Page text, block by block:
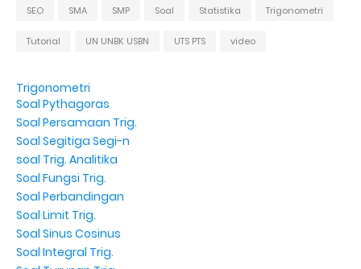
SEO SMA SMP Soal Statistika Trigonometri
Tutorial UN UNBK USBN UTS PTS video
Trigonometri
Soal Pythagoras
Soal Persamaan Trig.
Soal Segitiga Segi-n
soal Trig. Analitika
Soal Fungsi Trig.
Soal Perbandingan
Soal Limit Trig.
Soal Sinus Cosinus
Soal Integral Trig.